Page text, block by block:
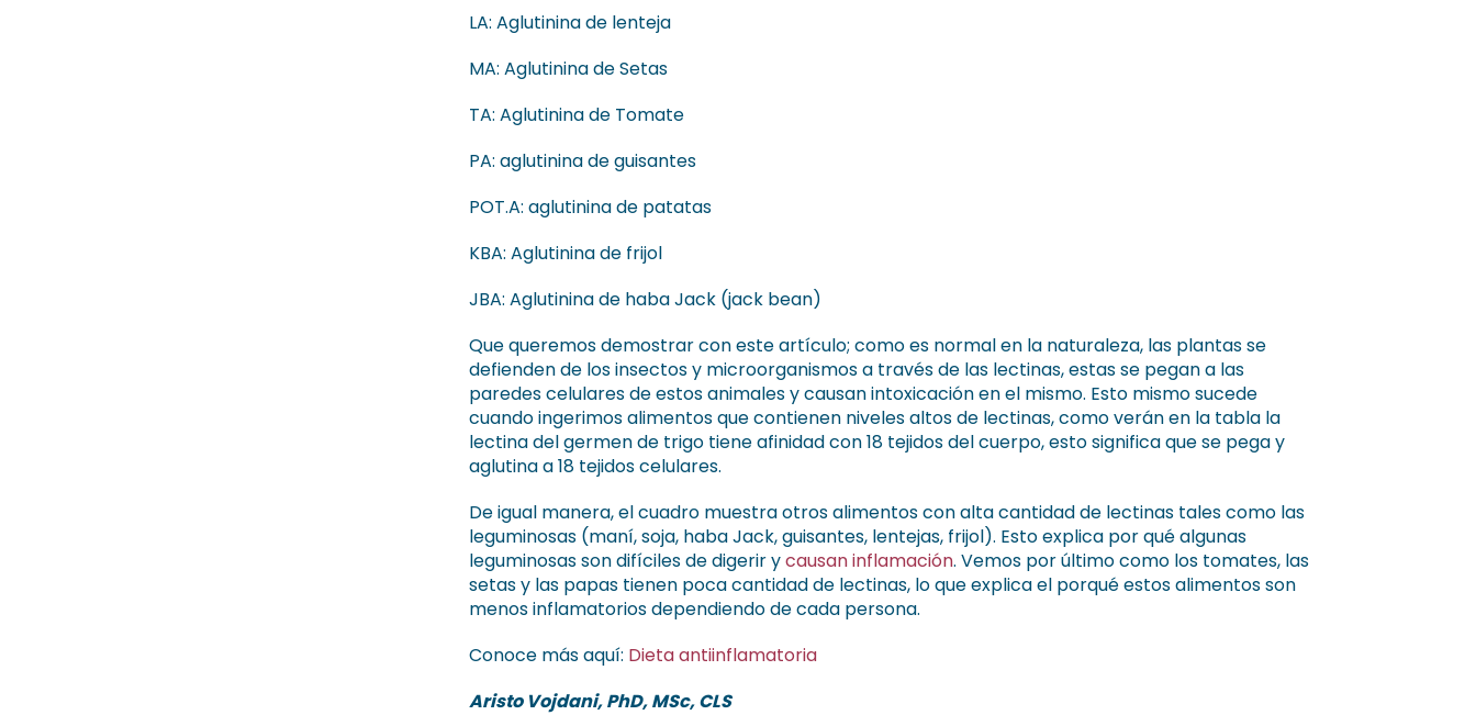
LA: Aglutinina de lenteja
MA: Aglutinina de Setas
TA: Aglutinina de Tomate
PA: aglutinina de guisantes
POT.A: aglutinina de patatas
KBA: Aglutinina de frijol
JBA: Aglutinina de haba Jack (jack bean)
Que queremos demostrar con este artículo; como es normal en la naturaleza, las plantas se
defienden de los insectos y microorganismos a través de las lectinas, estas se pegan a las
paredes celulares de estos animales y causan intoxicación en el mismo. Esto mismo sucede
cuando ingerimos alimentos que contienen niveles altos de lectinas, como verán en la tabla la
lectina del germen de trigo tiene afinidad con 18 tejidos del cuerpo, esto significa que se pega y
aglutina a 18 tejidos celulares.
De igual manera, el cuadro muestra otros alimentos con alta cantidad de lectinas tales como las
leguminosas (maní, soja, haba Jack, guisantes, lentejas, frijol). Esto explica por qué algunas
leguminosas son difíciles de digerir ycausan inflamación. Vemos por último como los tomates, las
setas y las papas tienen poca cantidad de lectinas, lo que explica el porqué estos alimentos son
menos inflamatorios dependiendo de cada persona.
Conoce más aquí: Dieta antiinflamatoria
Aristo Vojdani, PhD, MSc, CLS